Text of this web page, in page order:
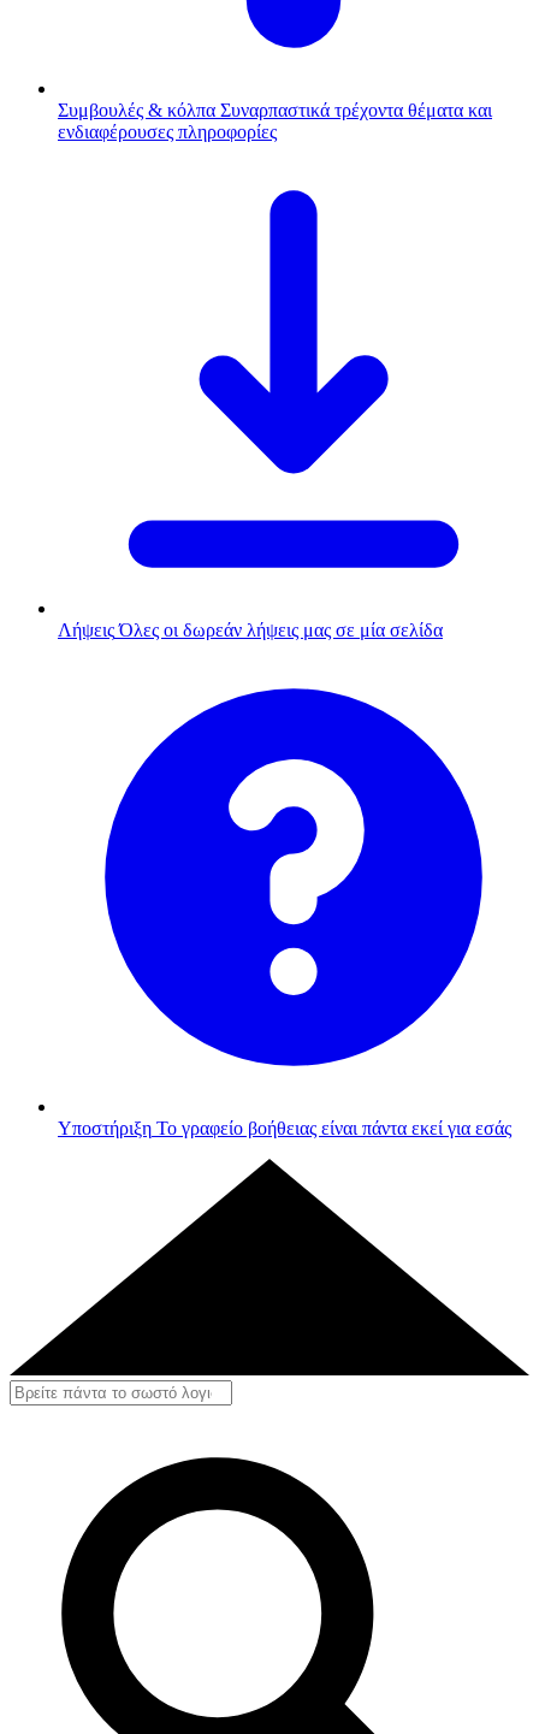
Συμβουλές & κόλπα Συναρπαστικά τρέχοντα θέματα και
ενδιαφέρουσες πληροφορίες
Λήψεις Όλες οι δωρεάν λήψεις μας σε μία σελίδα
Υποστήριξη Το γραφείο βοήθειας είναι πάντα εκεί για εσάς